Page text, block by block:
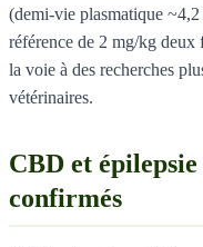
(demi-vie plasmatique
référence de 2 mg/kg
la voie à des recherches
vétérinaires.
CBD et
confirmés